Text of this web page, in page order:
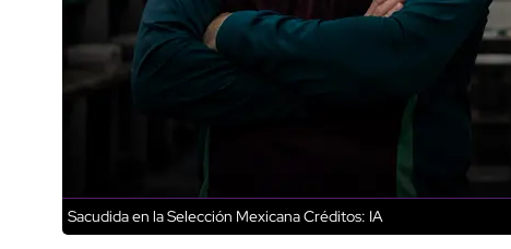
Sacudida en la Selección MexicanaCréditos: IA